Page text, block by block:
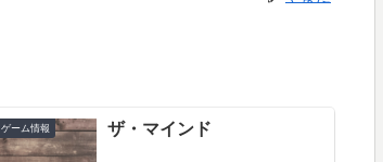
ーム情報 ザ・マインド